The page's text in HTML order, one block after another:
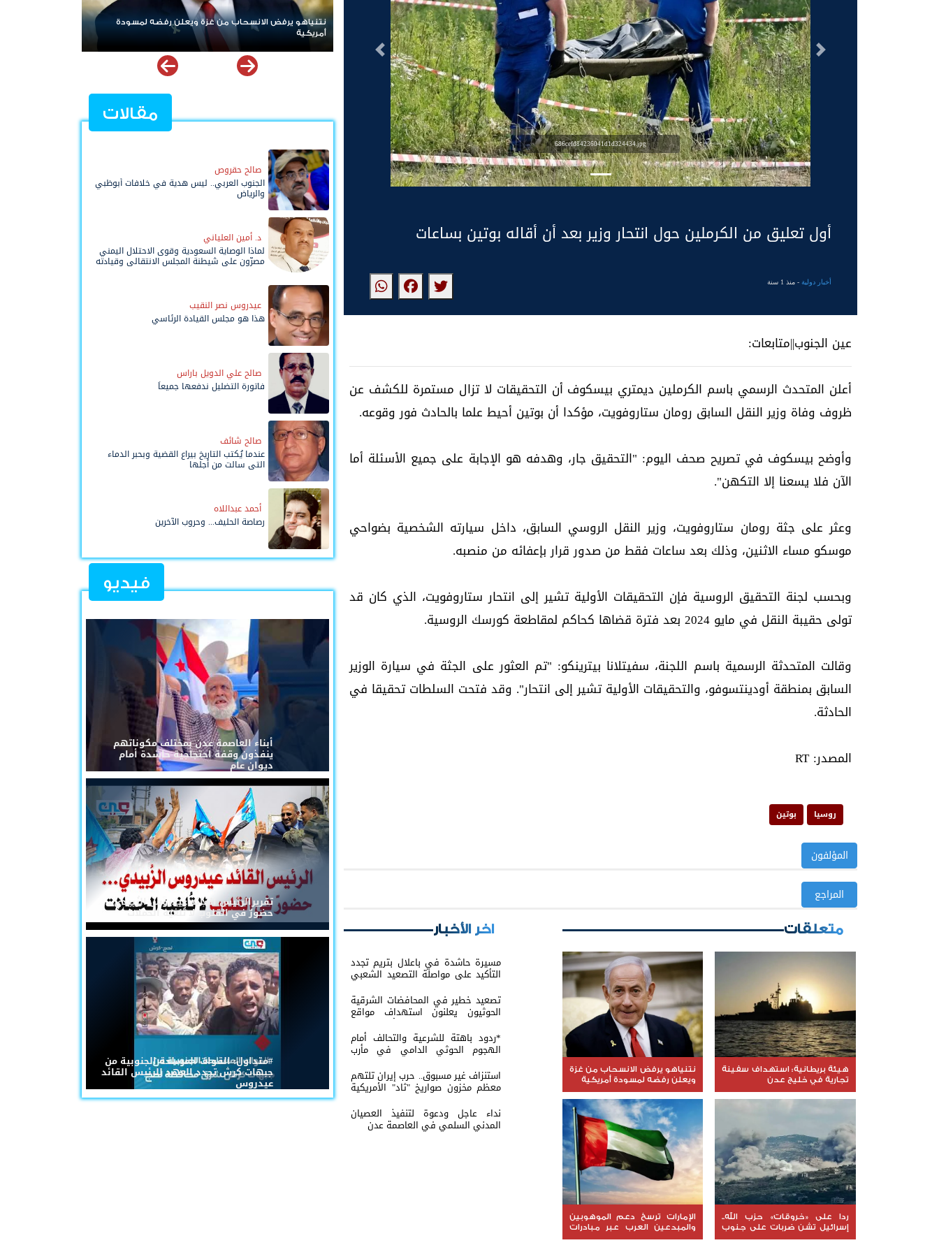
686cefd84236041d1d324434.jpg
التالى السابق
أول تعليق من الكرملين حول انتحار وزير بعد أن أقاله بوتين بساعات
أخبار دولية- منذ 1 سنة
عين الجنوب||متابعات:
أعلن المتحدث الرسمي باسم الكرملين ديمتري بيسكوف أن التحقيقات لا تزال مستمرة للكشف عن
ظروف وفاة وزير النقل السابق رومان ستاروفويت، مؤكدا أن بوتين أحيط علما بالحادث فور وقوعه.
وأوضح بيسكوف في تصريح صحف اليوم: "التحقيق جار، وهدفه هو الإجابة على جميع الأسئلة أما
الآن فلا يسعنا إلا التكهن".
وعثر على جثة رومان ستاروفويت، وزير النقل الروسي السابق، داخل سيارته الشخصية بضواحي
موسكو مساء الاثنين، وذلك بعد ساعات فقط من صدور قرار بإعفائه من منصبه.
وبحسب لجنة التحقيق الروسية فإن التحقيقات الأولية تشير إلى انتحار ستاروفويت، الذي كان قد
تولى حقيبة النقل في مايو 2024 بعد فترة قضاها كحاكم لمقاطعة كورسك الروسية.
وقالت المتحدثة الرسمية باسم اللجنة، سفيتلانا بيترينكو: "تم العثور على الجثة في سيارة الوزير
السابق بمنطقة أودينتسوفو، والتحقيقات الأولية تشير إلى انتحار". وقد فتحت السلطات تحقيقا في
الحادثة.
المصدر: RT
روسيا بوتين
المؤلفون
المراجع
متعلقات
هيئة بريطانية: استهداف سفينة
تجارية في خليج عدن
نتنياهو يرفض الانسحاب من غزة
ويعلن رفضه لمسودة أمريكية
ردا على «خروقات» حزب الله..
إسرائيل تشن ضربات على جنوب
لبنان
الإمارات ترسخ دعم الموهوبين
والمبدعين العرب عبر مبادرات
نوعية ملهمة
اخر الأخبار
مسيرة حاشدة في باعلال بتريم تجدد
التأكيد على مواصلة التصعيد الشعبي
تصعيد خطير في المحافضات الشرقية
الحوثيون يعلنون استهداف مواقع
عسكرية في حضرموت ومأرب اليمنية
بوابل من الصواريخ والطائرات المسيّرة
*ردود باهتة للشرعية والتحالف أمام
الهجوم الحوثي الدامي في مأرب
وحضرموت*
استنزاف غير مسبوق.. حرب إيران تلتهم
معظم مخزون صواريخ "ثاد" الأمريكية
وتدق ناقوس الخطر داخل البنتاغون
نداء عاجل ودعوة لتنفيذ العصيان
المدني السلمي في العاصمة عدن
نتنياهو يرفض الانسحاب من غزة ويعلن رفضه لمسودة
أمريكية
ردا على «خروقات» حزب الله.. إسرائيل تشن ضربات على
لبنان
مقالات
صالح حقروص
الجنوب العربي.. ليس هدية في خلافات أبوظبي
والرياض
د. أمين العلياني
لماذا الوصاية السعودية وقوى الاحتلال اليمني
مصرّون على شيطنة المجلس الانتقالي وقيادته
عيدروس نصر النقيب
هذا هو مجلس القيادة الرئاسي
صالح علي الدويل باراس
فاتورة التضليل ندفعها جميعاً
صالح شائف
عندما يُكتب التاريخ بيراع القضية وبحبر الدماء
التي سالت من أجلها
أحمد عبداللاه
رصاصة الحليف... وحروب الآخرين
فيديو
أبناء العاصمة عدن بمختلف مكوناتهم
ينفذون وقفة احتجاجية حاشدة أمام
ديوان عام
تقريرالرئيس القائد عيدروس الزُبيدي...
حضورٌ في القلوب لا تُلغيه الحملات
#متداول: القوات المسلحة الجنوبية من
جبهات كرش تجدد العهد للرئيس القائد
عيدروس